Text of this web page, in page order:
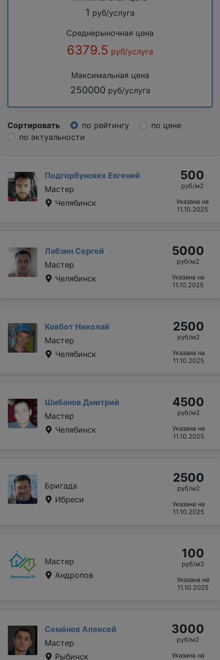
1 руб/услуга
Среднерыночная цена
6379.5 руб/услуга
Максимальная цена
250000 руб/услуга
Сортировать по рейтингу
по цене
по актуальности
Подгорбунских Евгений
Мастер
Челябинск
500
руб/м2
Указана на
11.10.2025
Лабзин Сергей
Мастер
Челябинск
5000
руб/м2
Указана на
11.10.2025
Ковбот Николай
Мастер
Челябинск
2500
руб/м2
Указана на
11.10.2025
Шибанов Дмитрий
Мастер
Челябинск
4500
руб/м2
Указана на
11.10.2025
Бригада
Ибреси
2500
руб/м2
Указана на
11.10.2025
Мастер
Андропов
100
руб/м2
Указана на
11.10.2025
Семёнов Алексей
Мастер
Рыбинск
3000
руб/м2
Указана на